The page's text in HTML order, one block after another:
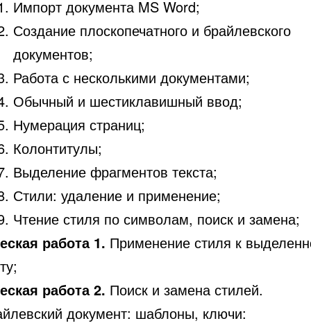
Импорт документа MS Word;
Создание плоскопечатного и брайлевского
документов;
Работа с несколькими документами;
Обычный и шестиклавишный ввод;
Нумерация страниц;
Колонтитулы;
Выделение фрагментов текста;
Стили: удаление и применение;
Чтение стиля по символам, поиск и замена;
работа 1. Применение стиля к
работа 2. Поиск и замена стилей.
документ: шаблоны, ключи: